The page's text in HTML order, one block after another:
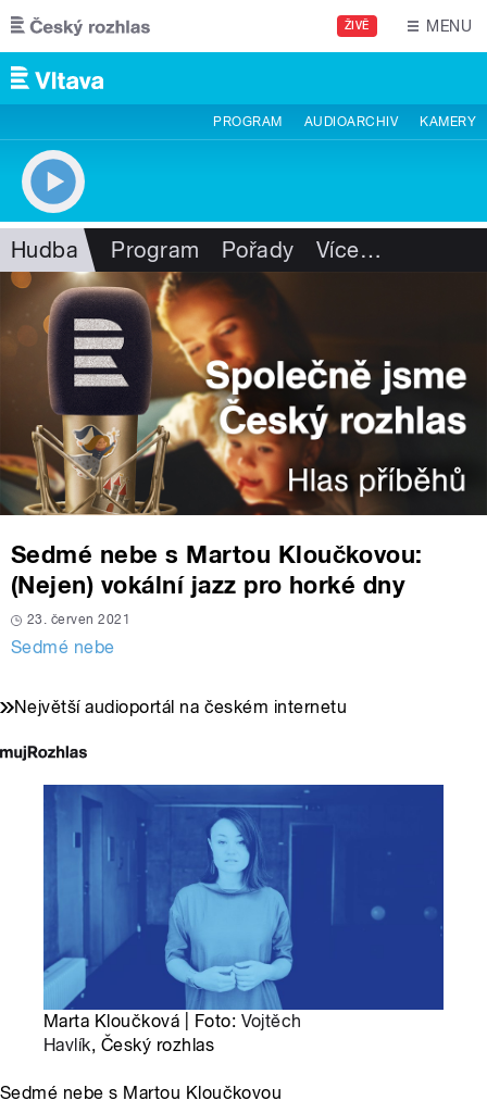
Přejít k hlavnímu obsahu
ŽIVĚ MENU
PROGRAM AUDIOARCHIV KAMERY
Hudba Program Pořady Více…
Sedmé nebe s Martou Kloučkovou:
(Nejen) vokální jazz pro horké dny
23. červen 2021
Sedmé nebe
Největší audioportál na českém internetu
Marta Kloučková | Foto: Vojtěch
Havlík, Český rozhlas
Sedmé nebe s Martou Kloučkovou